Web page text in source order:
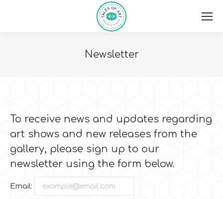
Newsletter
To receive news and updates regarding
art shows and new releases from the
gallery, please sign up to our
newsletter using the form below.
Email: